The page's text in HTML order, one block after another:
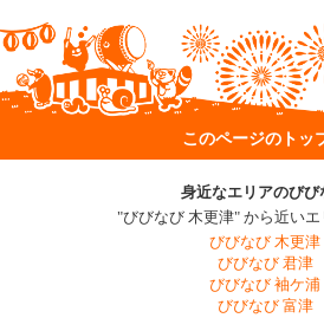
このページのトッ
身近なエリアのびび
"びびなび 木更津" から近い
びびなび 木更津
びびなび 君津
びびなび 袖ケ浦
びびなび 富津